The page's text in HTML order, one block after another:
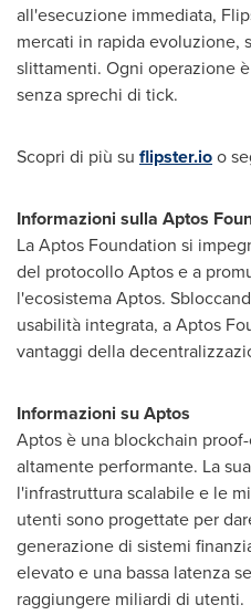
all'esecuzione immediata,
mercati in rapida evoluzione,
slittamenti. Ogni operazione
senza sprechi di tick.
Scopri di più su flipster.ioo
Informazioni sulla Aptos
La Aptos Foundation si
del protocollo Aptos e a
l'ecosistema Aptos.
usabilità integrata, a Aptos
vantaggi della
Informazioni su Aptos
Aptos è una blockchain
altamente performante. La
l'infrastruttura scalabile e le
utenti sono progettate per
generazione di sistemi
elevato e una bassa latenza
raggiungere miliardi di utenti.